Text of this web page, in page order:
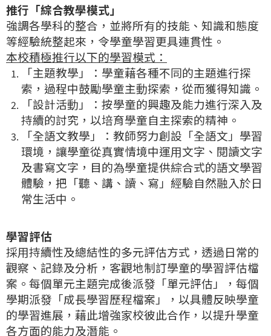
推行「綜合教學模式」
強調各學科的整合，並將所有的技能、知識和態度
等經驗統整起來，令學童學習更具連貫性。
本校積極推行以下的學習模式：
「主題教學」：學童藉各種不同的主題進行探
索，過程中鼓勵學童主動探索，從而獲得知識。
「設計活動」：按學童的興趣及能力進行深入及
持續的討究，以培育學童自主探索的精神。
「全語文教學」：教師努力創設「全語文」學習
環境，讓學童從真實情境中運用文字、閱讀文字
及書寫文字，目的為學童提供綜合式的語文學習
體驗，把「聽、講、讀、寫」經驗自然融入於日
常生活中。
學習評估
採用持續性及總結性的多元評估方式，透過日常的
觀察、記錄及分析，客觀地制訂學童的學習評估檔
案。每個單元主題完成後派發「單元評估」，每個
學期派發「成長學習歷程檔案」，以具體反映學童
的學習進展，藉此增強家校彼此合作，以提升學童
各方面的能力及潛能。